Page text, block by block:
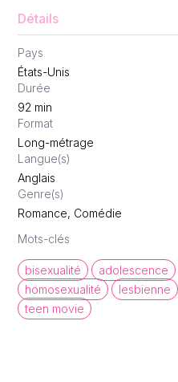
Détails
Pays
États-Unis
Durée
92 min
Format
Long-métrage
Langue(s)
Anglais
Genre(s)
Romance, Comédie
Mots-clés
bisexualité adolescence
homosexualité
lesbienne
teen movie